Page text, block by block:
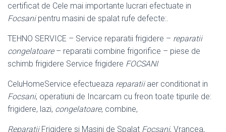
certificat de Cele mai importante lucrari efectuate in
Focsanipentru masini de spalat rufe defecte:.
TEHNO SERVICE – Service reparatii frigidere – reparatii
congelatoare– reparatii combine frigorifice – piese de
schimb frigidere Service frigidere FOCSANI
CeluHomeService efectueaza reparatiiaer conditionat in
Focsani, operatiuni de Incarcam cu freon toate tipurile de:
frigidere, lazi, congelatoare, combine,
ReparatiiFrigidere si Masini de Spalat Focsani, Vrancea,